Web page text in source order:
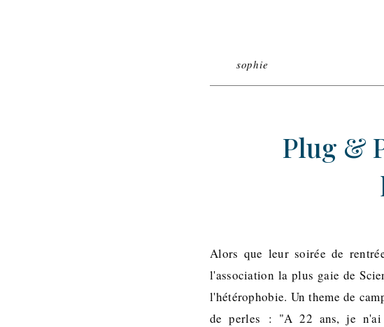
sophie
Plug &
Alors que leur soirée de
l'association la plus gaie de
l'hétérophobie. Un theme de
de perles : "A 22 ans, je n'ai